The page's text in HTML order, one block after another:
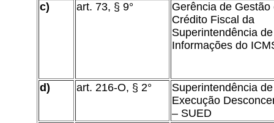
c) art. 73, § 9°
Gerência de Gestão
Crédito Fiscal da
Superintendência de
Informações do
d) art. 216-O, § 2°
Superintendência de
Execução
– SUED